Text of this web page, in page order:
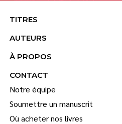
TITRES
AUTEURS
À PROPOS
CONTACT
Notre équipe
Soumettre un manuscrit
Où acheter nos livres